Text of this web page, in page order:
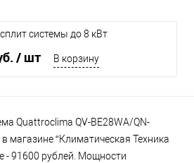
системы до 8 кВт
/ шт В корзину
Quattroclima QV-BE28WA/QN-
магазине “Климатическая Техника
- 91600 рублей. Мощности